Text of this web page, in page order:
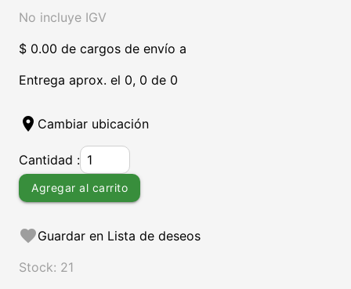
No incluye IGV
$ 0.00 de cargos de envío a
Entrega aprox. el 0, 0 de 0
location_on Cambiar ubicación
Cantidad :
Agregar al carrito
favoriteGuardar en Lista de deseos
Stock: 21